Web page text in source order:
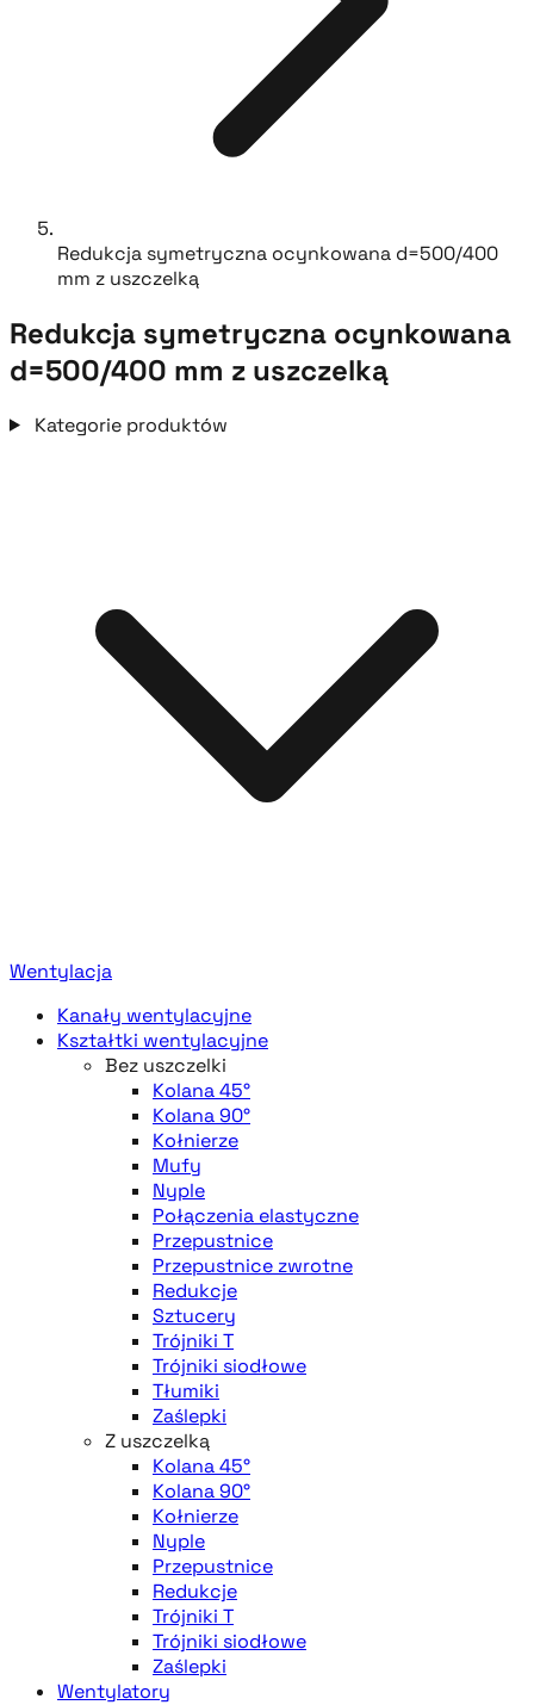
Redukcja symetryczna ocynkowana d=500/400
mm z uszczelką
Redukcja symetryczna ocynkowana
d=500/400 mm z uszczelką
Kategorie produktów
Wentylacja
Kanały wentylacyjne
Kształtki wentylacyjne
Bez uszczelki
Kolana 45°
Kolana 90°
Kołnierze
Mufy
Nyple
Połączenia elastyczne
Przepustnice
Przepustnice zwrotne
Redukcje
Sztucery
Trójniki T
Trójniki siodłowe
Tłumiki
Zaślepki
Z uszczelką
Kolana 45°
Kolana 90°
Kołnierze
Nyple
Przepustnice
Redukcje
Trójniki T
Trójniki siodłowe
Zaślepki
Wentylatory